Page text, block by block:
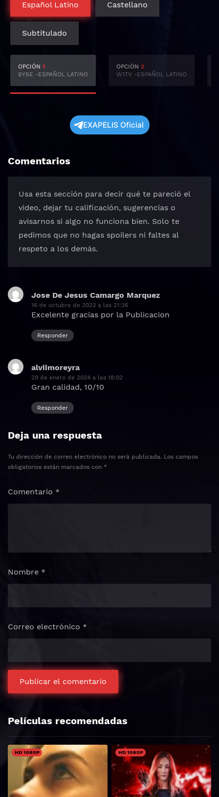
Español Latino Castellano
Subtitulado
OPCIÓN 1
BYSE -ESPAÑOL LATINO
OPCIÓN 2
W1TV -ESPAÑOL LATINO
EXAPELIS Oficial
Comentarios
Usa esta sección para decir qué te pareció el
video, dejar tu calificación, sugerencias o
avisarnos si algo no funciona bien. Solo te
pedimos que no hagas spoilers ni faltes al
respeto a los demás.
Jose De Jesus Camargo Marquez
16 de octubre de 2023 a las 21:36
Excelente gracias por la Publicacion
Responder
alviimoreyradice:
29 de enero de 2024 a las 18:02
Gran calidad, 10/10
Responder
Deja una respuesta
Tu dirección de correo electrónico no será publicada. Los campos
obligatorios están marcados con *
Comentario *
Nombre *
Correo electrónico *
Películas recomendadas
HD 1080P HD 1080P